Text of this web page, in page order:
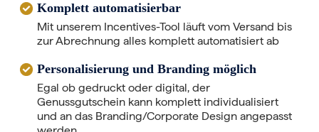
Komplett automatisierbar
Mit unserem Incentives-Tool läuft vom Versand bis
zur Abrechnung alles komplett automatisiert ab
Personalisierung und Branding möglich
Egal ob gedruckt oder digital, der
Genussgutschein kann komplett individualisiert
und an das Branding/Corporate Design angepasst